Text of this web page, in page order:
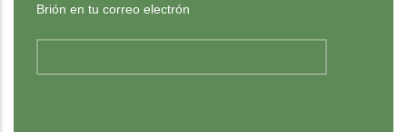
Brión en tu correo electrón